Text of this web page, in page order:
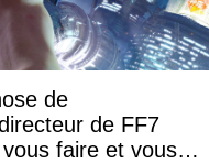
de
de FF7
faire et vous